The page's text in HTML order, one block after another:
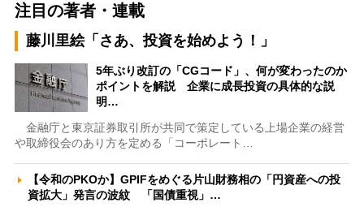
注目の著者・連載
藤川里絵「さあ、投資を始めよう！」
5年ぶり改訂の「CGコード」、何が変わったのか
ポイントを解説 企業に成長投資の具体的な説
明…
金融庁と東京証券取引所が共同で策定している上場企業の経営
や取締役会のあり方を定める「コーポレート…
【令和のPKOか】GPIFをめぐる片山財務相の「円資産への投
資拡大」発言の波紋 「国債重視」…